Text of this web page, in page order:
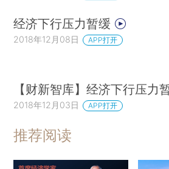
经济下行压力暂缓
2018年12月08日 APP打开
【财新智库】经济下行压力
2018年12月03日 APP打开
推荐阅读